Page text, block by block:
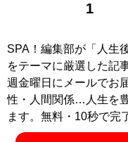
1
SPA！編集部が「人生
をテーマに厳選した記
週金曜日にメールでお
性・人間関係…人生を
ます。無料・10秒で完